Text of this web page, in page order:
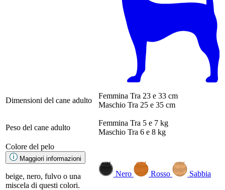
Dimensioni del cane adulto
Femmina Tra 23 e 33 cm
Maschio Tra 25 e 35 cm
Peso del cane adulto
Femmina Tra 5 e 7 kg
Maschio Tra 6 e 8 kg
Colore del pelo
Maggiori informazioni
beige, nero, fulvo o una
miscela di questi colori.
Nero Rosso Sabbia